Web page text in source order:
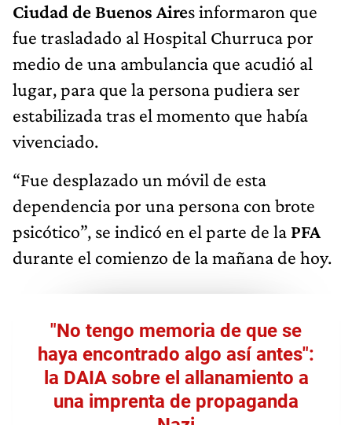
Ciudad de Buenos Aires informaron que
fue trasladado al Hospital Churruca por
medio de una ambulancia que acudió al
lugar, para que la persona pudiera ser
estabilizada tras el momento que había
vivenciado.
“Fue desplazado un móvil de esta
dependencia por una persona con brote
psicótico”, se indicó en el parte de la PFA
durante el comienzo de la mañana de hoy.
"No tengo memoria de que se
haya encontrado algo así antes":
la DAIA sobre el allanamiento a
una imprenta de propaganda